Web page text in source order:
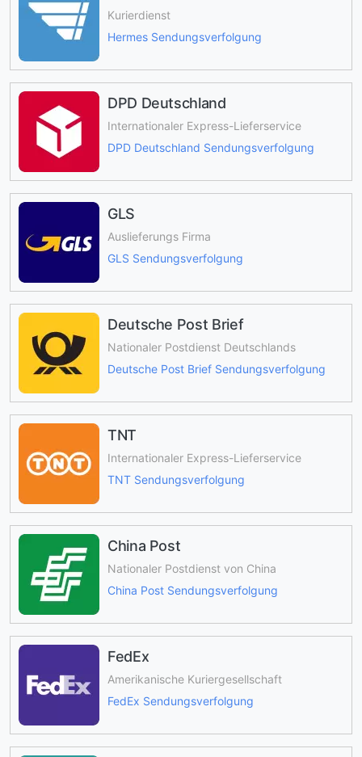
Kurierdienst
Hermes Sendungsverfolgung
DPD Deutschland
Internationaler Express-Lieferservice
DPD Deutschland Sendungsverfolgung
GLS
Auslieferungs Firma
GLS Sendungsverfolgung
Deutsche Post Brief
Nationaler Postdienst Deutschlands
Deutsche Post Brief Sendungsverfolgung
TNT
Internationaler Express-Lieferservice
TNT Sendungsverfolgung
China Post
Nationaler Postdienst von China
China Post Sendungsverfolgung
FedEx
Amerikanische Kuriergesellschaft
FedEx Sendungsverfolgung